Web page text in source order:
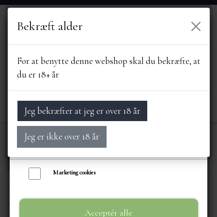
FORSIDE
SORTIMENT
Forside LEVERANDØRER ETERNEL
ETERNEL
brugeroplevelse, til markedsføring og til at undersøge, hvordan vores
ved at trykke på linket 'Cookies' nederst på siden.
Nødvendige cookies
Funktionelle cookies
Statistik cookies
Marketing cookies
Acceptér alle
Bekræft alder
For at benytte denne webshop skal du bekræfte, at
du er 18+ år
Jeg bekræfter at jeg er over 18 år
Jeg er ikke over 18 år